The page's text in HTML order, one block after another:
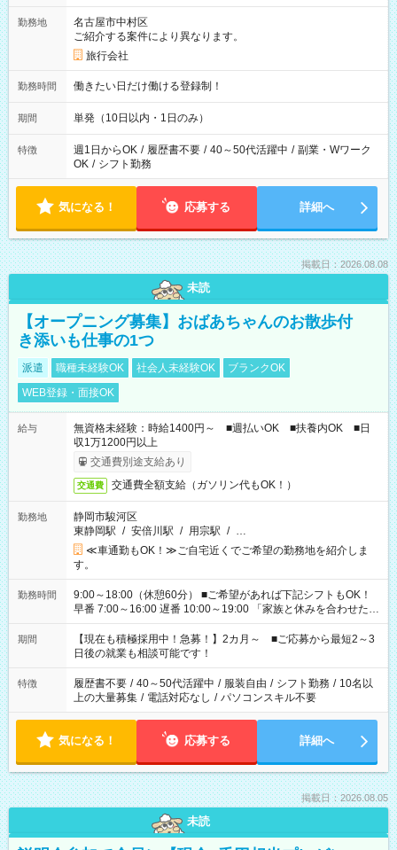
勤務地
名古屋市中村区
ご紹介する案件により異なります。
旅行会社
勤務時間 働きたい日だけ働ける登録制！
期間 単発（10日以内・1日のみ）
特徴 週1日からOK / 履歴書不要 / 40～50代活躍中 / 副業・Wワーク
OK / シフト勤務
気になる！ 応募する 詳細へ
掲載日：2026.08.08
未読
【オープニング募集】おばあちゃんのお散歩付
き添いも仕事の1つ
派遣 職種未経験OK 社会人未経験OK
ブランクOK
WEB登録・面接OK
給与
無資格未経験：時給1400円～ ■週払いOK ■扶養内OK ■日
収1万1200円以上
交通費別途支給あり
交通費 交通費全額支給（ガソリン代もOK！）
勤務地
静岡市駿河区
東静岡駅 / 安倍川駅 / 用宗駅 / …
≪車通勤もOK！≫ご自宅近くでご希望の勤務地を紹介しま
す。
勤務時間
9:00～18:00（休憩60分） ■ご希望があれば下記シフトもOK！
早番 7:00～16:00 遅番 10:00～19:00 「家族と休みを合わせた
い」 「余裕を持って夕飯の準備がしたい」 「できれば残業はし
たくない」 など、ご希望を教えてくださいね。 ※Wワーク希望
の方へ 今ご覧のお仕事で希望する勤務時間と、もう1つのお仕事
の勤務時間。 合計で週40時間を超える場合は応募できません。
期間
【現在も積極採用中！急募！】2カ月～ ■ご応募から最短2～3
日後の就業も相談可能です！
特徴 履歴書不要 / 40～50代活躍中 / 服装自由 / シフト勤務 / 10名以
上の大量募集 / 電話対応なし / パソコンスキル不要
気になる！ 応募する 詳細へ
掲載日：2026.08.05
未読